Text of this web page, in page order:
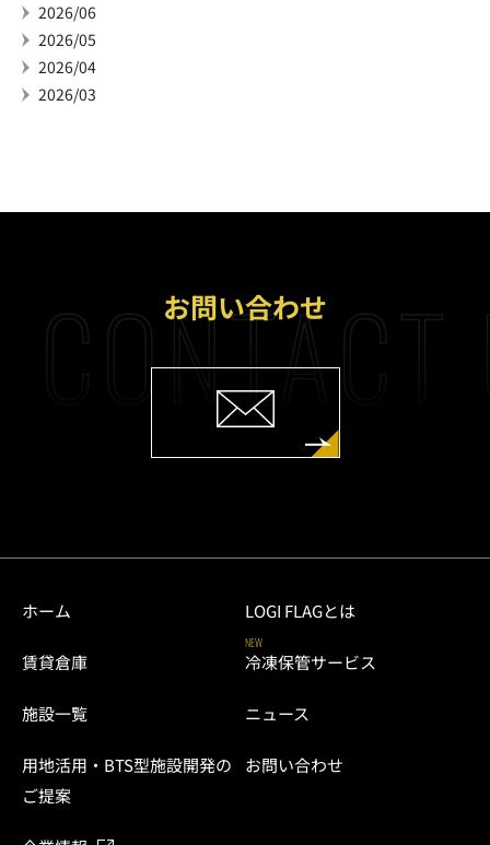
2026/06
2026/05
2026/04
2026/03
お問い合わせ
ホーム LOGI FLAGとは
賃貸倉庫
NEW
冷凍保管サービス
施設一覧 ニュース
用地活用・BTS型施設開発の
ご提案
お問い合わせ